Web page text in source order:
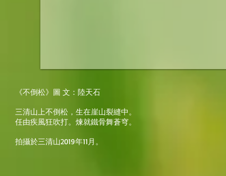
《不倒松》圖 文：陸天石
三清山上不倒松，生在崖山裂縫中。
任由疾風狂吹打。煉就鐵骨舞蒼穹。
拍攝於三清山2019年11月。